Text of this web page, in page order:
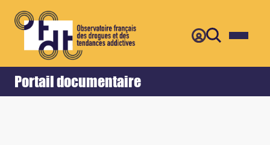
Portail documentaire
Accueil Retour